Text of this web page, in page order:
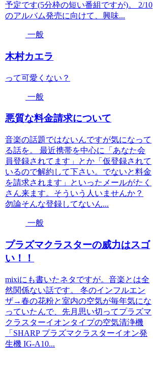
予定です(5分枠の短い番組ですが)。 2/10
のアルバム発売に向けて、興味...
一般
木村カエラ
って可愛くない？
一般
悪質な料金請求について
音楽の話題ではないんですが気になって
る話を。 最近携帯を中心に「あなた会
員登録されてます」とか「仮登録されて
いるので解約して下さい。でないと料金
を請求されます」といったメールがたく
さん来ます。そういう人いませんか？
勿論そんな登録してないん...
一般
プラズマクラスターの威力はスゴ
い！！
mixiにも書いたネタですが。音楽とは全
然関係ない話です。 冬のインフルエン
ザ→春の花粉と室内の空気が毎年気にな
っていたんで、先月思い切ってプラズマ
クラスターイオンタイプの空気清浄機
「SHARP プラズマクラスターイオン発
生機 IG-A10...